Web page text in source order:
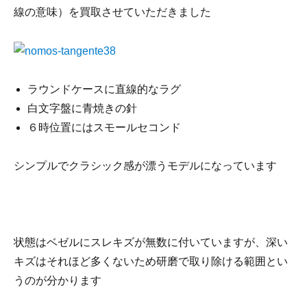
線の意味）を買取させていただきました
ラウンドケースに直線的なラグ
白文字盤に青焼きの針
６時位置にはスモールセコンド
シンプルでクラシック感が漂うモデルになっています
状態はベゼルにスレキズが無数に付いていますが、深い
キズはそれほど多くないため研磨で取り除ける範囲とい
うのが分かります